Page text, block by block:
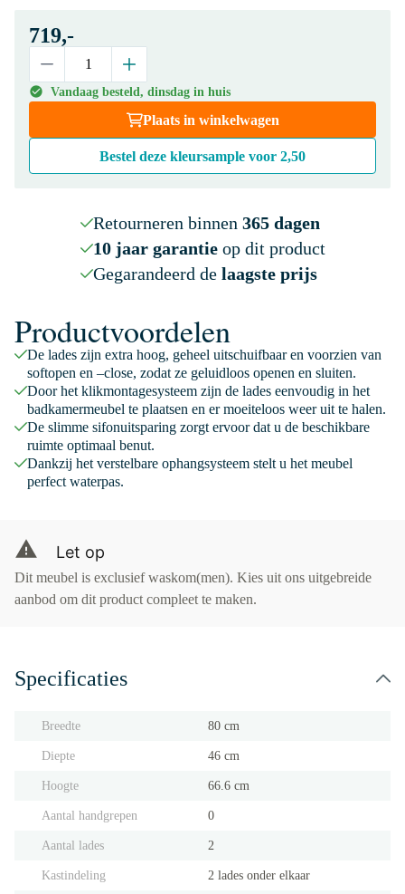
719,-
Vandaag besteld, dinsdag in huis
Plaats in winkelwagen
Bestel deze kleursample voor 2,50
Retourneren binnen 365 dagen
10 jaar garantieop dit product
Gegarandeerd de laagste prijs
Productvoordelen
De lades zijn extra hoog, geheel uitschuifbaar en voorzien van
softopen en –close, zodat ze geluidloos openen en sluiten.
Door het klikmontagesysteem zijn de lades eenvoudig in het
badkamermeubel te plaatsen en er moeiteloos weer uit te halen.
De slimme sifonuitsparing zorgt ervoor dat u de beschikbare
ruimte optimaal benut.
Dankzij het verstelbare ophangsysteem stelt u het meubel
perfect waterpas.
Let op
Dit meubel is exclusief waskom(men). Kies uit ons uitgebreide
aanbod om dit product compleet te maken.
Specificaties
Breedte 80 cm
Diepte 46 cm
Hoogte 66.6 cm
Aantal handgrepen 0
Aantal lades 2
Kastindeling 2 lades onder elkaar